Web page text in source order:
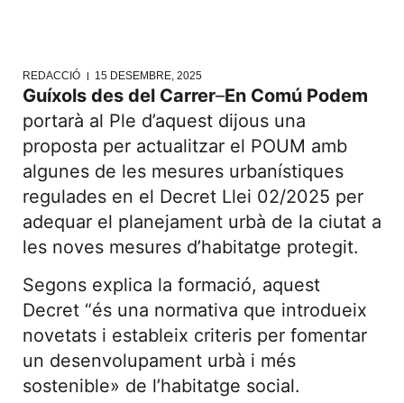
REDACCIÓ 15 DESEMBRE, 2025
Guíxols des del Carrer–En Comú Podem
portarà al Ple d’aquest dijous una
proposta per actualitzar el POUM amb
algunes de les mesures urbanístiques
regulades en el Decret Llei 02/2025 per
adequar el planejament urbà de la ciutat a
les noves mesures d’habitatge protegit.
Segons explica la formació, aquest
Decret “és una normativa que introdueix
novetats i estableix criteris per fomentar
un desenvolupament urbà i més
sostenible» de l’habitatge social.